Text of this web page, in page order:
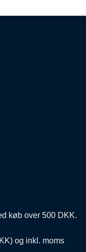
køb over 500 DKK.
og inkl. moms